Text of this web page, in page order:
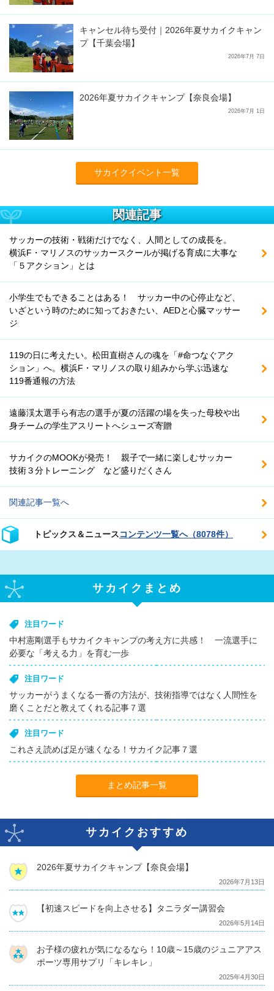
キャンセル待ち受付｜2026年夏サカイクキャン
プ【千葉会場】
2026年7月 7日
2026年夏サカイクキャンプ【奈良会場】
2026年7月 1日
サカイクイベント一覧
関連記事
サッカーの技術・戦術だけでなく、人間としての成長を。
横浜F・マリノスのサッカースクールが掲げる育成に大事な
「５アクション」とは
小学生でもできることはある！ サッカー中の心停止など、
いざという時のために知っておきたい、AEDと心臓マッサー
ジ
119の日に考えたい。松田直樹さんの魂を「#命つなぐアク
ション」へ。横浜F・マリノスの取り組みから学ぶ迅速な
119番通報の方法
遠藤渓太選手ら有志の選手が夏の活躍の場を失った母校や出
身チームの学生アスリートへシューズ寄贈
サカイクのMOOKが発売！ 親子で一緒に楽しむサッカー
技術３分トレーニング など盛りだくさん
関連記事一覧へ
トピックス＆ニュースコンテンツ一覧へ（8078件）
サカイクまとめ
注目ワード
中村憲剛選手もサカイクキャンプの考え方に共感！ 一流選手に
必要な「考える力」を育む一歩
注目ワード
サッカーがうまくなる一番の方法が、技術指導ではなく人間性を
磨くことだと教えてくれる記事７選
注目ワード
これさえ読めば足が速くなる！サカイク記事７選
まとめ記事一覧
サカイクおすすめ
2026年夏サカイクキャンプ【奈良会場】
2026年7月13日
【初速スピードを向上させる】タニラダー講習会
2026年5月14日
お子様の疲れが気になるなら！10歳～15歳のジュニアアス
ポーツ専用サプリ「キレキレ」
2025年4月30日